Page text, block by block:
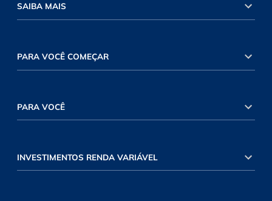
SAIBA MAIS
PARA VOCÊ COMEÇAR
PARA VOCÊ
INVESTIMENTOS RENDA VARIÁVEL